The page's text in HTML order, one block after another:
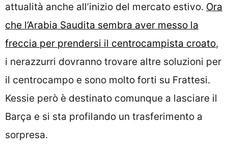
attualità anche all’inizio del mercato estivo. Ora
che l’Arabia Saudita sembra aver messo la
freccia per prendersi il centrocampista croato,
i nerazzurri dovranno trovare altre soluzioni per
il centrocampo e sono molto forti su Frattesi.
Kessie però è destinato comunque a lasciare il
Barça e si sta profilando un trasferimento a
sorpresa.